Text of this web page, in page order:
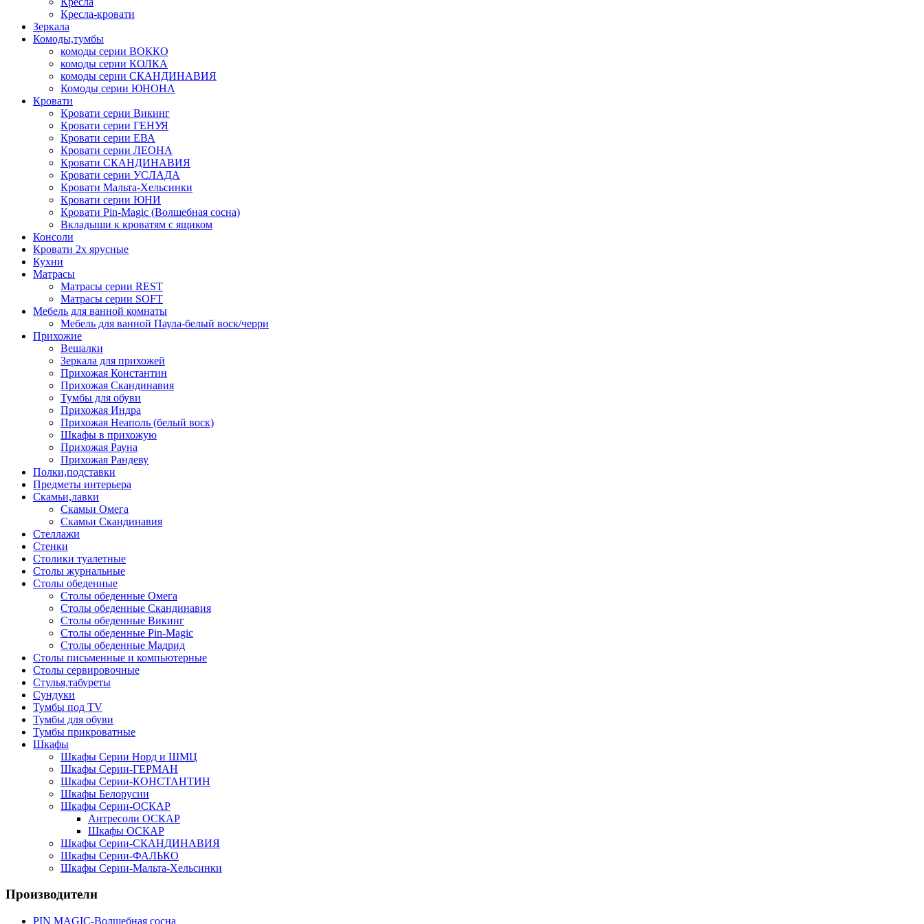
Кресла-кровати
Зеркала
Комоды,тумбы
комоды серии ВОККО
комоды серии КОЛКА
комоды серии СКАНДИНАВИЯ
Комоды серии ЮНОНА
Кровати
Кровати серии Викинг
Кровати серии ГЕНУЯ
Кровати серии ЕВА
Кровати серии ЛЕОНА
Кровати СКАНДИНАВИЯ
Кровати серии УСЛАДА
Кровати Мальта-Хельсинки
Кровати серии ЮНИ
Кровати Pin-Magic (Волшебная сосна)
Вкладыши к кроватям с ящиком
Консоли
Кровати 2х ярусные
Кухни
Матрасы
Матрасы серии REST
Матрасы серии SOFT
Мебель для ванной комнаты
Мебель для ванной Паула-белый воск/черри
Прихожие
Вешалки
Зеркала для прихожей
Прихожая Константин
Прихожая Скандинавия
Тумбы для обуви
Прихожая Индра
Прихожая Неаполь (белый воск)
Шкафы в прихожую
Прихожая Рауна
Прихожая Рандеву
Полки,подставки
Предметы интерьера
Скамьи,лавки
Скамьи Омега
Скамьи Скандинавия
Стеллажи
Стенки
Столики туалетные
Столы журнальные
Столы обеденные
Столы обеденные Омега
Столы обеденные Скандинавия
Столы обеденные Викинг
Столы обеденные Pin-Magic
Столы обеденные Мадрид
Столы письменные и компьютерные
Столы сервировочные
Стулья,табуреты
Сундуки
Тумбы под TV
Тумбы для обуви
Тумбы прикроватные
Шкафы
Шкафы Серии Норд и ШМЦ
Шкафы Серии-ГЕРМАН
Шкафы Серии-КОНСТАНТИН
Шкафы Белорусии
Шкафы Серии-ОСКАР
Антресоли ОСКАР
Шкафы ОСКАР
Шкафы Серии-СКАНДИНАВИЯ
Шкафы Серии-ФАЛЬКО
Шкафы Серии-Мальта-Хельсинки
Производители
PIN MAGIС-Волшебная сосна